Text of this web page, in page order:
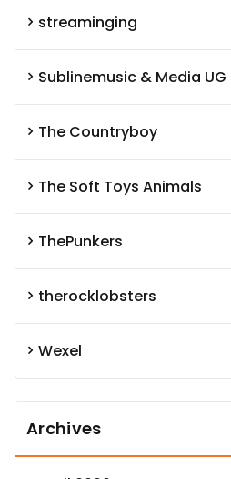
streaminging
Sublinemusic & Media UG
The Countryboy
The Soft Toys Animals
ThePunkers
therocklobsters
Wexel
Archives